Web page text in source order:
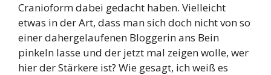
Cranioform dabei gedacht haben. Vielleicht
etwas in der Art, dass man sich doch nicht von so
einer dahergelaufenen Bloggerin ans Bein
pinkeln lasse und der jetzt mal zeigen wolle, wer
hier der Stärkere ist? Wie gesagt, ich weiß es